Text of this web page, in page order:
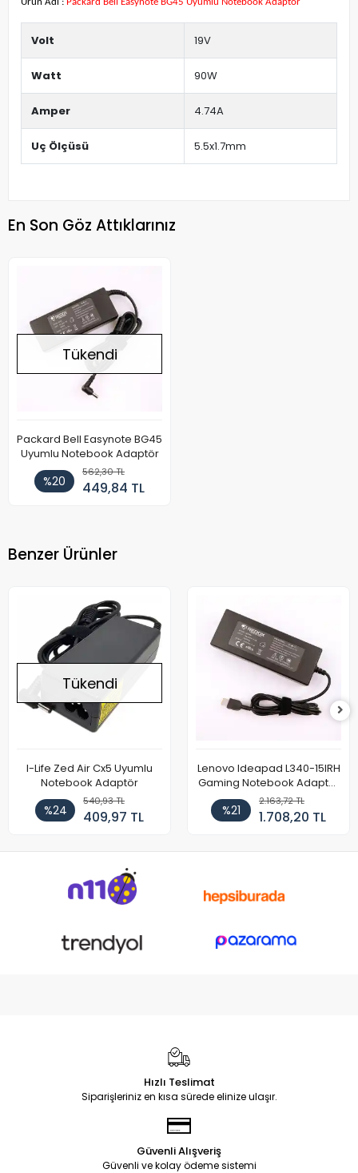
Ürün Adı : Packard Bell Easynote BG45 Uyumlu Notebook Adaptör
Volt 19V
Watt 90W
Amper 4.74A
Uç Ölçüsü 5.5x1.7mm
En Son Göz Attıklarınız
Tükendi
Packard Bell Easynote BG45
Uyumlu Notebook Adaptör
%20
562,30 TL
449,84 TL
Benzer Ürünler
Tükendi
I-Life Zed Air Cx5 Uyumlu
Notebook Adaptör
%24
540,93 TL
409,97 TL
Lenovo Ideapad L340-15IRH
Gaming Notebook Adaptör
Cihazı Şarj Aleti (150W)
%21
2.163,72 TL
1.708,20 TL
Hızlı Teslimat
Siparişleriniz en kısa sürede elinize ulaşır.
Güvenli Alışveriş
Güvenli ve kolay ödeme sistemi